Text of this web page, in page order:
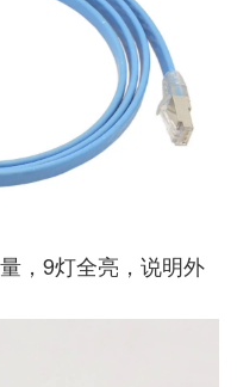
，9灯全亮，说明外